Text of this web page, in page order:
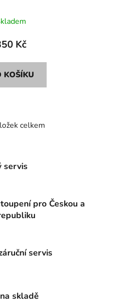
Kč
KOŠÍKU
O
á
d
í
p
k
y
p
i
celkem
servis
pro Českou a
servis
skladě